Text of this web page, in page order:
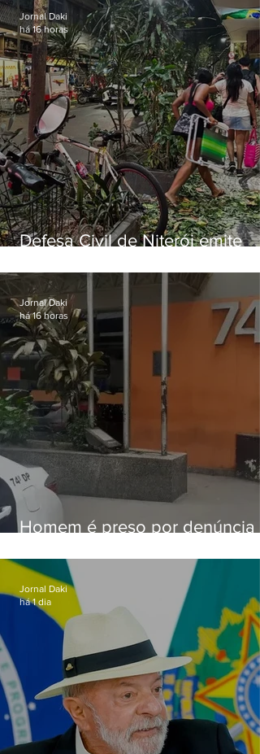
Defesa Civil de Niterói emite
sexta-feira (07)
Jornal Daki
há 16 horas
Homem é preso por denúncia
Alcântara
Jornal Daki
há 16 horas
Jornal Daki
há 1 dia